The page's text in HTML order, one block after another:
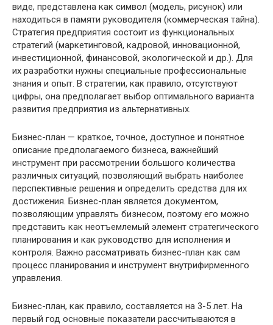
виде, представлена как символ (модель, рисунок) или
находиться в памяти руководителя (коммерческая тайна).
Стратегия предприятия состоит из функциональных
стратегий (маркетинговой, кадровой, инновационной,
инвестиционной, финансовой, экологической и др.). Для
их разработки нужны специальные профессиональные
знания и опыт. В стратегии, как правило, отсутствуют
цифры, она предполагает выбор оптимального варианта
развития предприятия из альтернативных.
Бизнес-план — краткое, точное, доступное и понятное
описание предполагаемого бизнеса, важнейший
инструмент при рассмотрении большого количества
различных ситуаций, позволяющий выбрать наиболее
перспективные решения и определить средства для их
достижения. Бизнес-план является документом,
позволяющим управлять бизнесом, поэтому его можно
представить как неотъемлемый элемент стратегического
планирования и как руководство для исполнения и
контроля. Важно рассматривать бизнес-план как сам
процесс планирования и инструмент внутрифирменного
управления.
Бизнес-план, как правило, составляется на 3-5 лет. На
первый год основные показатели рассчитываются в